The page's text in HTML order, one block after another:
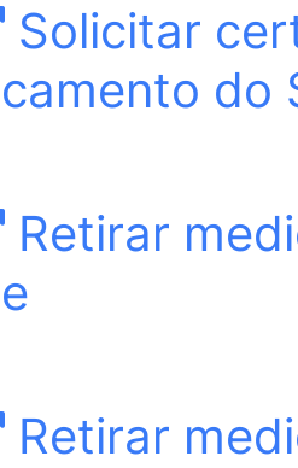
Solicitar
do
Retirar
Retirar